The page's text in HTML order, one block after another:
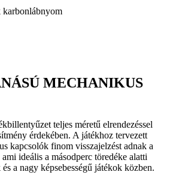
karbonlábnyom
MECHANIKUS
teljes méretű elrendezéssel
érdekében. A játékhoz tervezett
kapcsolók finom visszajelzést adnak a
ideális a másodperc töredéke alatti
a nagy képsebességű játékok közben.